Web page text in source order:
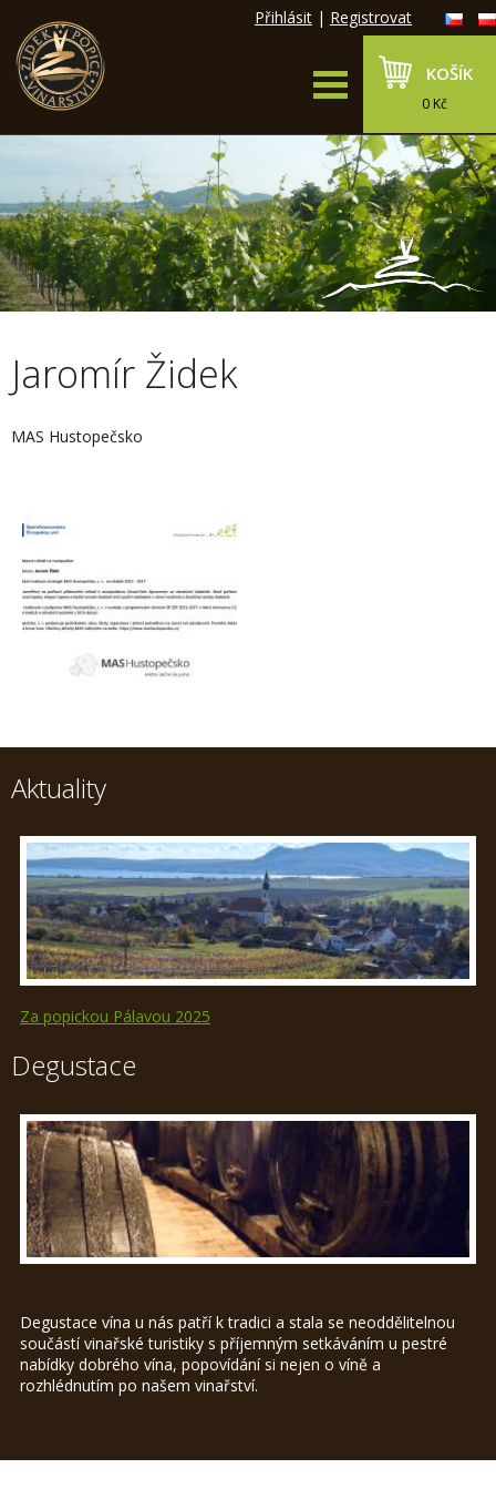
Přihlásit | Registrovat
KOŠÍK
0 Kč
Jaromír Židek
MAS Hustopečsko
Aktuality
Za popickou Pálavou 2025
Degustace
Degustace vína u nás patří k tradici a stala se neoddělitelnou
součástí vinařské turistiky s příjemným setkáváním u pestré
nabídky dobrého vína, popovídání si nejen o víně a
rozhlédnutím po našem vinařství.